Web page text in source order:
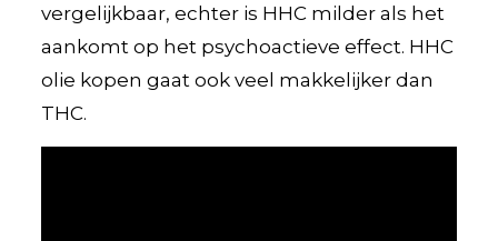
vergelijkbaar, echter is HHC milder als het
aankomt op het psychoactieve effect. HHC
olie kopen gaat ook veel makkelijker dan
THC.